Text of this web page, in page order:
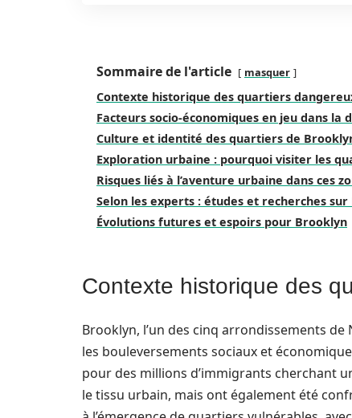
Sommaire de l'article masquer
Contexte historique des quartiers
Facteurs socio-économiques en jeu dans la
Culture et identité des quartiers de
Exploration urbaine : pourquoi visiter les
Risques liés à l’aventure urbaine dans ces
Selon les experts : études et recherches
Évolutions futures et espoirs pour Brooklyn
Contexte historique des
Brooklyn, l’un des cinq arrondissements
les bouleversements sociaux et
pour des millions d’immigrants cherchant
le tissu urbain, mais ont également été